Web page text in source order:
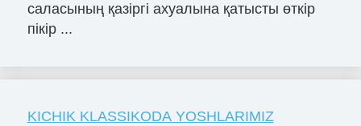
саласының қазіргі ахуалына қатысты өткір
пікір ...
KICHIK KLASSIKODA YOSHLARIMIZ